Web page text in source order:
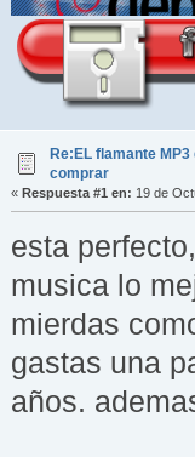
Re:EL flamante MP3
comprar
« Respuesta #1 en: 19 de
esta
musica lo
mierdas
gastas una
años.